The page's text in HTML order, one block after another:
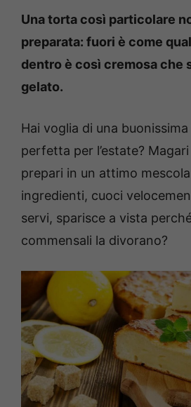
Una torta così particolare
preparata: fuori è come
dentro è così cremosa che
gelato.
Hai voglia di una
perfetta per l’estate?
prepari in un attimo
ingredienti, cuoci
servi, sparisce a vista
commensali la divorano?